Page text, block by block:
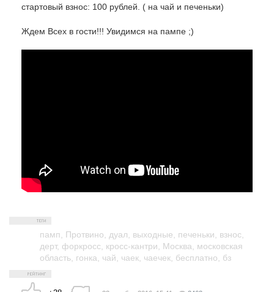
стартовый взнос: 100 рублей. ( на чай и печеньки)
Ждем Всех в гости!!! Увидимся на пампе ;)
памп Протвино дуал выходные печеньки взнос
дерт, форкросс кросс-кантри Москва
московская
область гонка чай чаек чаечек бесплатно бз